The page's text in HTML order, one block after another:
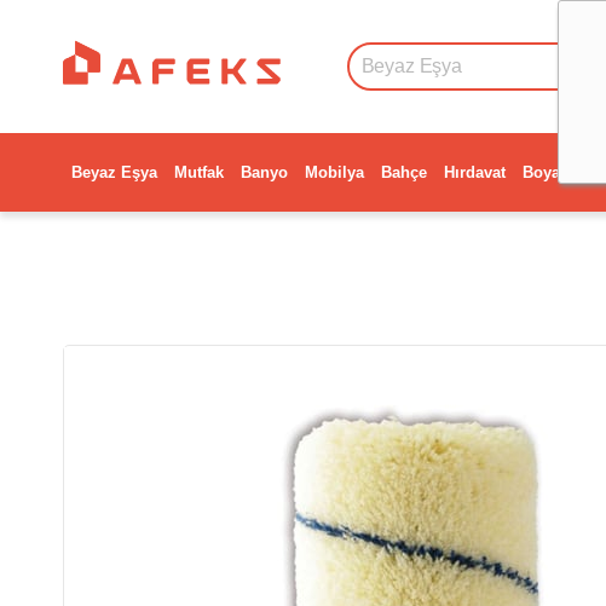
Beyaz Eşya Mutfak Banyo Mobilya Bahçe Hırdavat Boya